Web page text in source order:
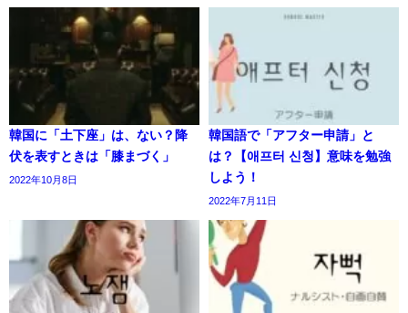
韓国に「土下座」は、ない？降
伏を表すときは「膝まづく」
2022年10月8日
韓国語で「アフター申請」と
は？【애프터 신청】意味を勉強
しよう！
2022年7月11日